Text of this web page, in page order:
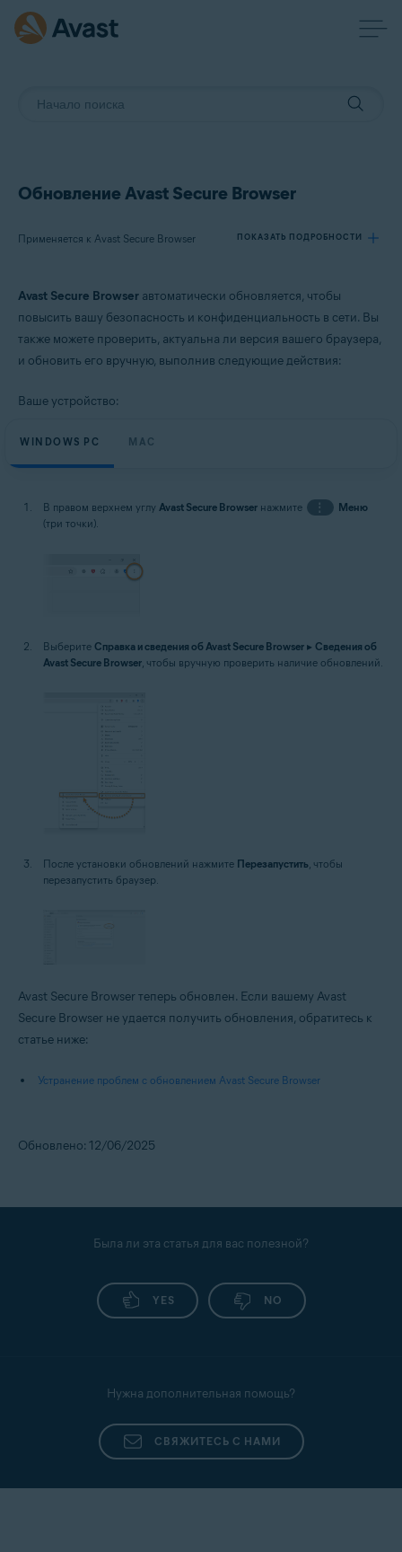
Обновление Avast Secure Browser
Применяется к Avast Secure Browser ПОКАЗАТЬ ПОДРОБНОСТИ
Операционные системы:
Windows и macOS
Avast Secure Browser автоматически обновляется, чтобы
повысить вашу безопасность и конфиденциальность в сети. Вы
также можете проверить, актуальна ли версия вашего браузера,
и обновить его вручную, выполнив следующие действия:
Ваше устройство:
WINDOWS PC MAC
В правом верхнем углу Avast Secure Browser нажмите ⋮
Меню
(три точки).
Выберите Справка и сведения об Avast Secure Browser ▸ Сведения об
Avast Secure Browser, чтобы вручную проверить наличие обновлений.
После установки обновлений нажмите Перезапустить , чтобы
перезапустить браузер.
Avast Secure Browser теперь обновлен. Если вашему Avast
Secure Browser не удается получить обновления, обратитесь к
статье ниже:
Устранение проблем с обновлением Avast Secure Browser
Обновлено: 12/06/2025
Была ли эта статья для вас полезной?
YES NO
Нужна дополнительная помощь?
СВЯЖИТЕСЬ С НАМИ